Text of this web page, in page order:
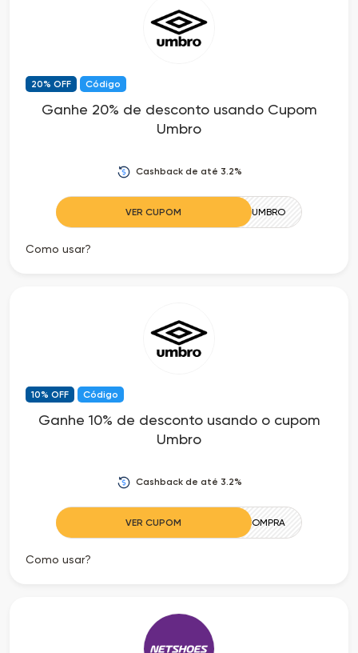
20% OFF Código
Ganhe 20% de desconto usando Cupom
Umbro
Cashback de até 3.2%
VER CUPOM PROMOUMBRO
Como usar?
10% OFF Código
Ganhe 10% de desconto usando o cupom
Umbro
Cashback de até 3.2%
VER CUPOM PRIMEIRACOMPRA
Como usar?